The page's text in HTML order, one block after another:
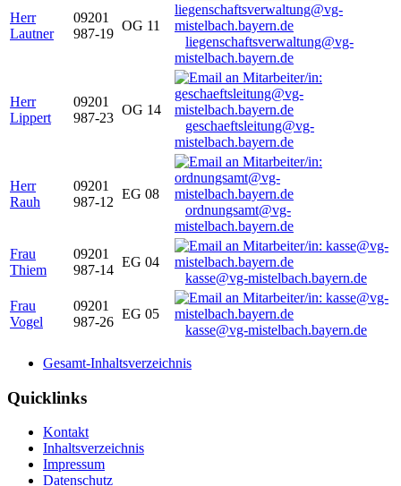
Herr
Lautner
09201
987-19
OG 11
liegenschaftsverwaltung@vg-
mistelbach.bayern.de
Herr
Lippert
09201
987-23
OG 14
geschaeftsleitung@vg-
mistelbach.bayern.de
Herr
Rauh
09201
987-12
EG 08
ordnungsamt@vg-
mistelbach.bayern.de
Frau
Thiem
09201
987-14
EG 04
kasse@vg-mistelbach.bayern.de
Frau
Vogel
09201
987-26
EG 05
kasse@vg-mistelbach.bayern.de
Gesamt-Inhaltsverzeichnis
Quicklinks
Kontakt
Inhaltsverzeichnis
Impressum
Datenschutz